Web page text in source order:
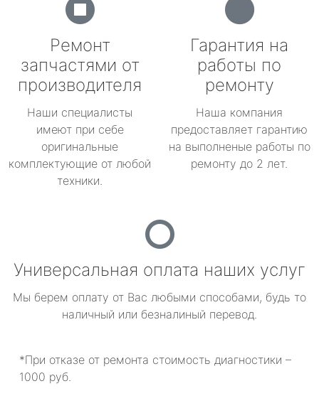
Ремонт
запчастями от
производителя
Наши специалисты
имеют при себе
оригинальные
комплектующие от любой
техники.
Гарантия на
работы по
ремонту
Наша компания
предоставляет гарантию
на выполненые работы по
ремонту до 2 лет.
Универсальная оплата наших услуг
Мы берем оплату от Вас любыми способами, будь то
наличный или безналиный перевод.
*При отказе от ремонта стоимость диагностики –
1000 руб.